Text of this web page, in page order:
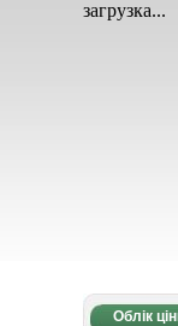
загрузка...
Облік